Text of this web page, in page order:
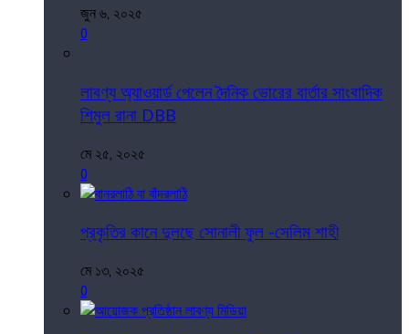
জুন ৬, ২০২৫
0
লাবণ্য অ্যাওয়ার্ড পেলেন দৈনিক ভোরের বার্তার সাংবাদিক
শিমুল রানা DBB
মে ২৫, ২০২৫
0
প্রকৃতির কানে দুলছে সোনালী ফুল -সেলিম শাহী
মে ১৩, ২০২৫
0